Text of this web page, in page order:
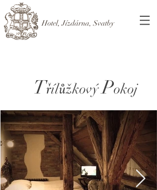
Hotel, Jízdárna, Svatby
TřílůžkovýPokoj